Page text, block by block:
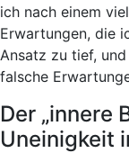
ich nach einem
Erwartungen, die
Ansatz zu tief,
falsche
Der „innere
Uneinigkeit